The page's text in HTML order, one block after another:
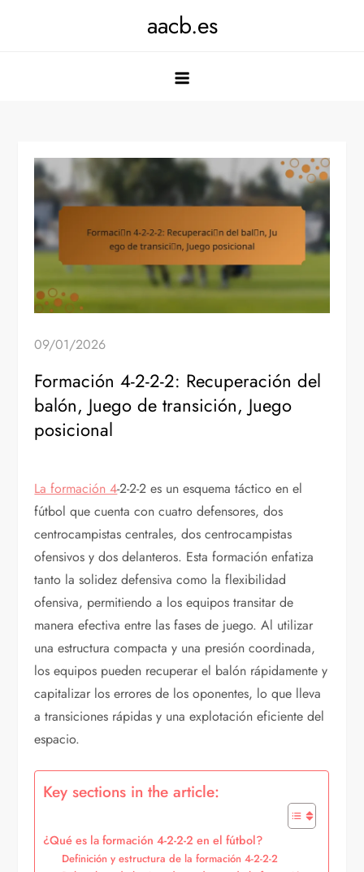
aacb.es
09/01/2026
Formación 4-2-2-2: Recuperación del
balón, Juego de transición, Juego
posicional
La formación 4-2-2-2 es un esquema táctico en el
fútbol que cuenta con cuatro defensores, dos
centrocampistas centrales, dos centrocampistas
ofensivos y dos delanteros. Esta formación enfatiza
tanto la solidez defensiva como la flexibilidad
ofensiva, permitiendo a los equipos transitar de
manera efectiva entre las fases de juego. Al utilizar
una estructura compacta y una presión coordinada,
los equipos pueden recuperar el balón rápidamente y
capitalizar los errores de los oponentes, lo que lleva
a transiciones rápidas y una explotación eficiente del
espacio.
Key sections in the article:
¿Qué es la formación 4-2-2-2 en el fútbol?
Definición y estructura de la formación 4-2-2-2